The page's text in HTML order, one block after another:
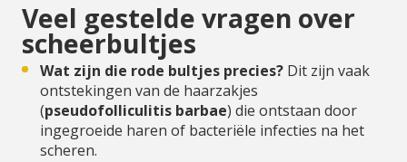
Veel gestelde vragen over
scheerbultjes
Wat zijn die rode bultjes precies? Dit zijn vaak
ontstekingen van de haarzakjes
(pseudofolliculitis barbae) die ontstaan door
ingegroeide haren of bacteriële infecties na het
scheren.